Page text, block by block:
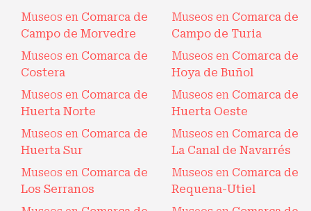
Museos en Comarca de
Campo de Morvedre
Museos en Comarca de
Campo de Turia
Museos en Comarca de
Costera
Museos en Comarca de
Hoya de Buñol
Museos en Comarca de
Huerta Norte
Museos en Comarca de
Huerta Oeste
Museos en Comarca de
Huerta Sur
Museos en Comarca de
La Canal de Navarrés
Museos en Comarca de
Los Serranos
Museos en Comarca de
Requena-Utiel